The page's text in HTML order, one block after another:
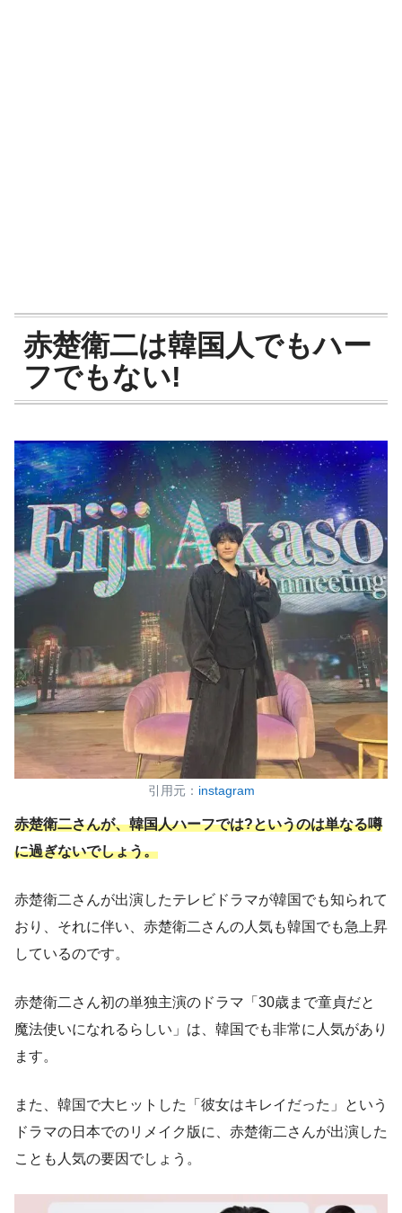
赤楚衛二は韓国人でもハー
フでもない!
引用元： instagram
赤楚衛二さんが、韓国人ハーフでは?というのは単なる噂
に過ぎないでしょう。
赤楚衛二さんが出演したテレビドラマが韓国でも知られて
おり、それに伴い、赤楚衛二さんの人気も韓国でも急上昇
しているのです。
赤楚衛二さん初の単独主演のドラマ「30歳まで童貞だと
魔法使いになれるらしい」は、韓国でも非常に人気があり
ます。
また、韓国で大ヒットした「彼女はキレイだった」という
ドラマの日本でのリメイク版に、赤楚衛二さんが出演した
ことも人気の要因でしょう。